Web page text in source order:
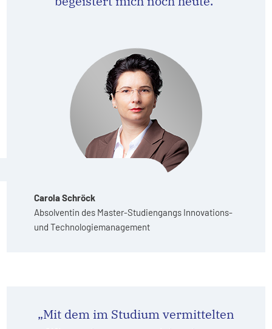
Carola Schröck
Absolventin des Master-Studiengangs Innovations-
und Technologiemanagement
„Mit dem im Studium vermittelten